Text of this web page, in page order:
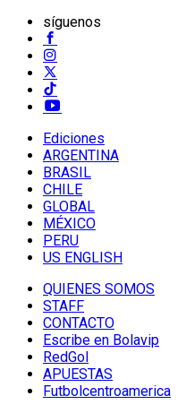
síguenos
Ediciones
ARGENTINA
BRASIL
CHILE
GLOBAL
MÉXICO
PERU
US ENGLISH
QUIENES SOMOS
STAFF
CONTACTO
Escribe en Bolavip
RedGol
APUESTAS
Futbolcentroamerica